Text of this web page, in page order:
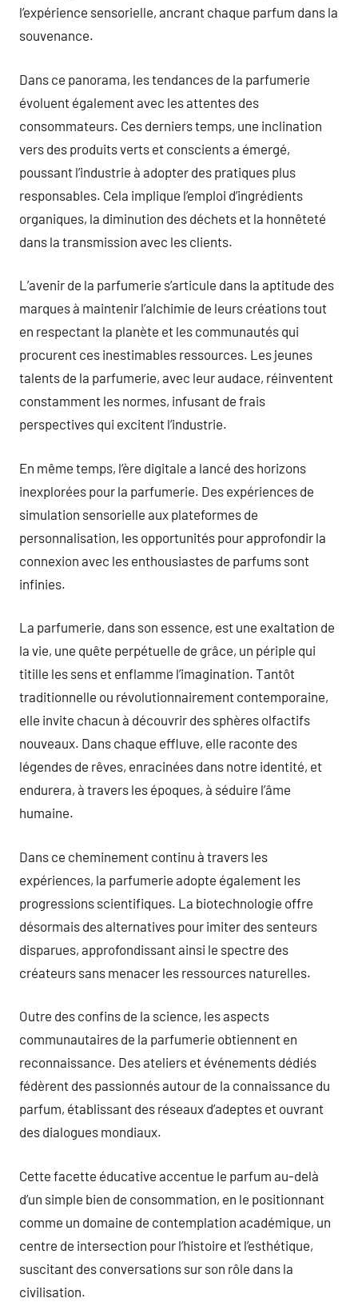
l’expérience sensorielle, ancrant chaque parfum dans la
souvenance.
Dans ce panorama, les tendances de la parfumerie
évoluent également avec les attentes des
consommateurs. Ces derniers temps, une inclination
vers des produits verts et conscients a émergé,
poussant l’industrie à adopter des pratiques plus
responsables. Cela implique l’emploi d’ingrédients
organiques, la diminution des déchets et la honnêteté
dans la transmission avec les clients.
L’avenir de la parfumerie s’articule dans la aptitude des
marques à maintenir l’alchimie de leurs créations tout
en respectant la planète et les communautés qui
procurent ces inestimables ressources. Les jeunes
talents de la parfumerie, avec leur audace, réinventent
constamment les normes, infusant de frais
perspectives qui excitent l’industrie.
En même temps, l’ère digitale a lancé des horizons
inexplorées pour la parfumerie. Des expériences de
simulation sensorielle aux plateformes de
personnalisation, les opportunités pour approfondir la
connexion avec les enthousiastes de parfums sont
infinies.
La parfumerie, dans son essence, est une exaltation de
la vie, une quête perpétuelle de grâce, un périple qui
titille les sens et enflamme l’imagination. Tantôt
traditionnelle ou révolutionnairement contemporaine,
elle invite chacun à découvrir des sphères olfactifs
nouveaux. Dans chaque effluve, elle raconte des
légendes de rêves, enracinées dans notre identité, et
endurera, à travers les époques, à séduire l’âme
humaine.
Dans ce cheminement continu à travers les
expériences, la parfumerie adopte également les
progressions scientifiques. La biotechnologie offre
désormais des alternatives pour imiter des senteurs
disparues, approfondissant ainsi le spectre des
créateurs sans menacer les ressources naturelles.
Outre des confins de la science, les aspects
communautaires de la parfumerie obtiennent en
reconnaissance. Des ateliers et événements dédiés
fédèrent des passionnés autour de la connaissance du
parfum, établissant des réseaux d’adeptes et ouvrant
des dialogues mondiaux.
Cette facette éducative accentue le parfum au-delà
d’un simple bien de consommation, en le positionnant
comme un domaine de contemplation académique, un
centre de intersection pour l’histoire et l’esthétique,
suscitant des conversations sur son rôle dans la
civilisation.